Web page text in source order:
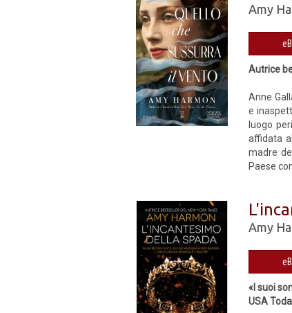
Amy
Autrice
Anne
e
luogo
affidata
madre
Paese
Amy
«I suoi
USA